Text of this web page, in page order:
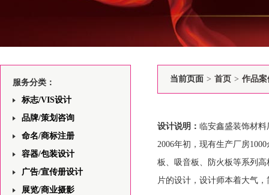
服务分类：
标志/VIS设计
品牌/策划咨询
命名/商标注册
容器/包装设计
广告/宣传册设计
展览/商业摄影
当前页面 > 首页 > 作品案
设计说明： 临安鑫盛装饰材
2006年初，现有生产厂房
板、吸音板、防火板等系列
片的设计，设计师本着大气